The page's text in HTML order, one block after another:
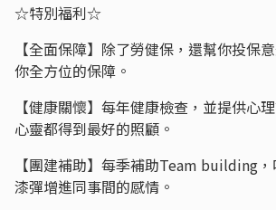
☆特別福利☆
【全面保障】除了勞健保，還幫你投保
你全方位的保障。
【健康關懷】每年健康檢查，並提供心
心靈都得到最好的照顧。
【團建補助】每季補助Team building
漆彈增進同事間的感情。